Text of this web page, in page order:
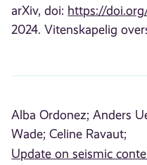
arXiv, doi: https://
2024. Vitenskapelig
Alba Ordonez; Anders
Wade; Celine Ravaut;
Update on seismic